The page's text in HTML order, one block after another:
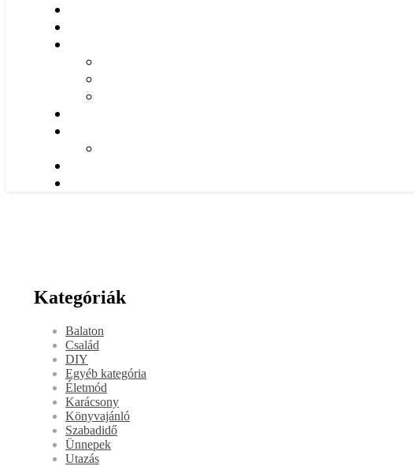
Kategóriák
Balaton
Család
DIY
Egyéb kategória
Életmód
Karácsony
Könyvajánló
Szabadidő
Ünnepek
Utazás